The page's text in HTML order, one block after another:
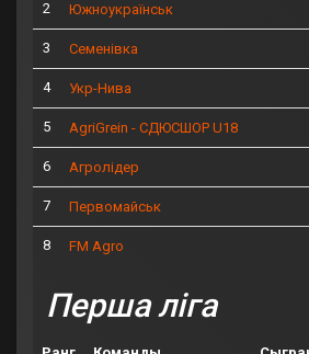
2 Южноукраїнськ
3 Семенівка
4 Укр-Нива
5 AgriGrein - СДЮСШОР U18
6 Агролідер
7 Первомайськ
8 FM Agro
Перша ліга